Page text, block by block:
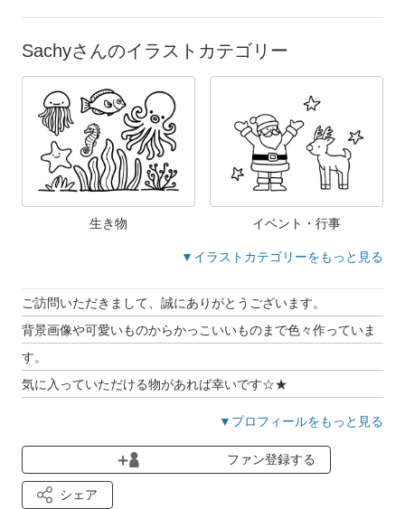
Sachyさんのイラストカテゴリー
生き物 イベント・行事
▼イラストカテゴリーをもっと見る
ご訪問いただきまして、誠にありがとうございます。
背景画像や可愛いものからかっこいいものまで色々作っていま
す。
気に入っていただける物があれば幸いです☆★
良かったらそちらもどうぞ！
▼プロフィールをもっと見る
ファン登録する
シェア